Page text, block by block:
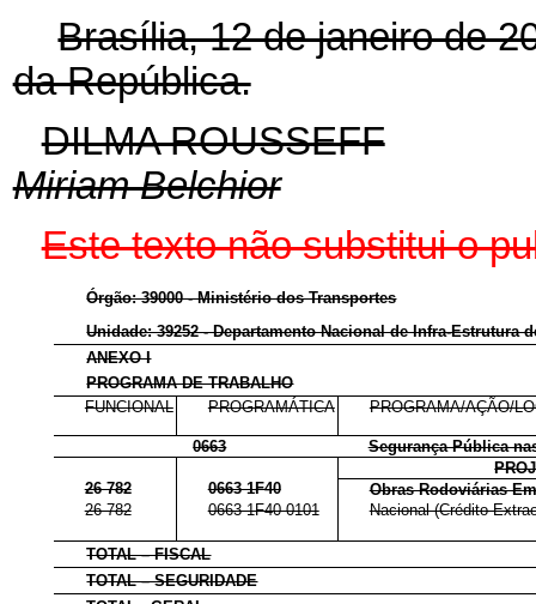
Brasília, 12 de janeiro de
da República.
DILMA ROUSSEFF
Miriam Belchior
Este texto não substitui o
Órgão: 39000 - Ministério dos Transportes
Unidade: 39252 - Departamento Nacional de Infra-Estrutura
ANEXO I
PROGRAMA DE TRABALHO
FUNCIONAL
PROGRAMÁTICA PROGRAMA/AÇÃO/
0663
Segurança Pública
26 782
0663 1F40
Obras Rodoviárias
26 782
0663 1F40 0101 Nacional (Crédito
TOTAL – FISCAL
TOTAL – SEGURIDADE